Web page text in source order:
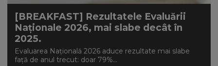
[BREAKFAST] Rezultatele Evaluării
Naționale 2026, mai slabe decât în
2025.
Evaluarea Națională 2026 aduce rezultate mai slabe
față de anul trecut: doar 79%...